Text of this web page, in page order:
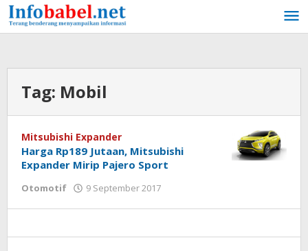
Lewati
ke
konten
Tag: Mobil
Mitsubishi Expander
Harga Rp189 Jutaan, Mitsubishi
Expander Mirip Pajero Sport
Otomotif 9 September 2017